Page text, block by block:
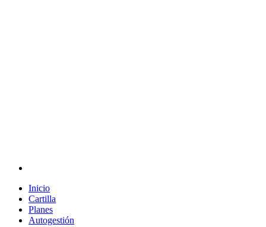
Inicio
Cartilla
Planes
Autogestión